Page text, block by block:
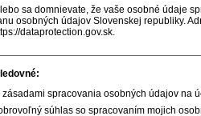
sa domnievate, že vaše osobné údaje
osobných údajov Slovenskej republiky.
dataprotection.gov.sk.
spracovania osobných údajov na
súhlas so spracovaním mojich